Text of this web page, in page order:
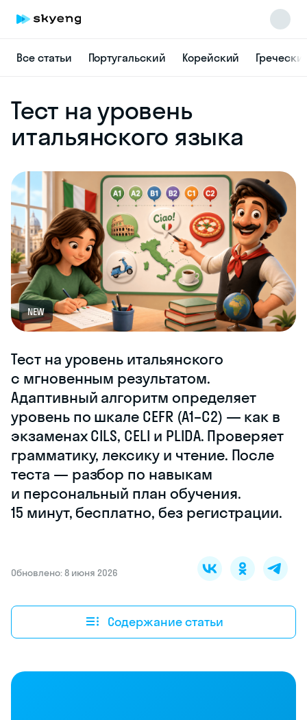
Все статьи Португальский Корейский
Тест на уровень
итальянского языка
NEW
Тест на уровень итальянского
с мгновенным результатом.
Адаптивный алгоритм определяет
уровень по шкале CEFR (A1–C2) — как в
экзаменах CILS, CELI и PLIDA. Проверяет
грамматику, лексику и чтение. После
теста — разбор по навыкам
и персональный план обучения.
15 минут, бесплатно, без регистрации.
Обновлено: 8 июня 2026
Содержание статьи
Skyeng Chat
online